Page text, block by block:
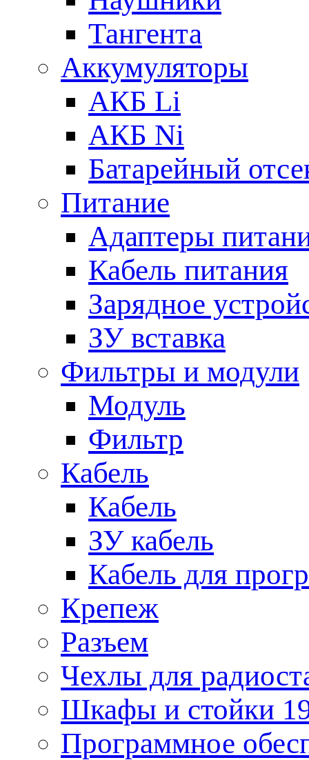
Тангента
Аккумуляторы
АКБ Li
АКБ Ni
Батарейный
Питание
Адаптеры
Кабель питания
Зарядное
ЗУ вставка
Фильтры и модули
Модуль
Фильтр
Кабель
Кабель
ЗУ кабель
Кабель для
Крепеж
Разъем
Чехлы для
Шкафы и стойки
Программное